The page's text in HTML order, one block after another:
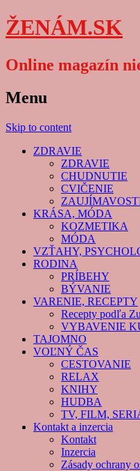
ŽENÁM.SK
Online magazín
Menu
Skip to content
ZDRAVIE
ZDRAVIE
CHUDNUTIE
CVIČENIE
KRÁSA, MÓDA
KOZMETIKA
MÓDA
VZŤAHY,
RODINA
PRÍBEHY
BÝVANIE
VARENIE, RECEPTY
Recepty podľa
VYBAVENIE
TAJOMNO
VOĽNÝ ČAS
CESTOVANIE
RELAX
KNIHY
HUDBA
TV, FILM,
Kontakt a inzercia
Kontakt
Inzercia
Zásady ochrany